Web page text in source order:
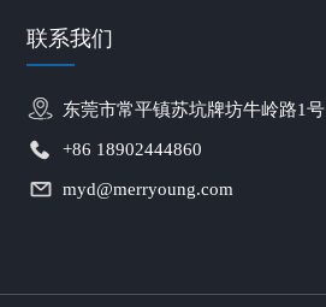
联系我们
东莞市常平镇苏坑牌坊牛岭路1号
+86 18902444860
myd@merryoung.com